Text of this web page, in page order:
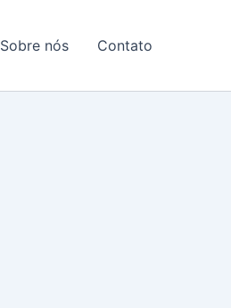
Sobre nós Contato